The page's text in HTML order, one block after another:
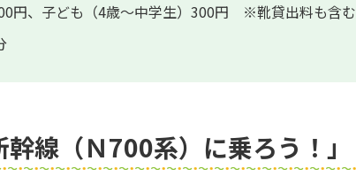
円、子ども（4歳～中学生）300円 ※靴貸出料も含む
線（Ｎ700系）に乗ろう！」